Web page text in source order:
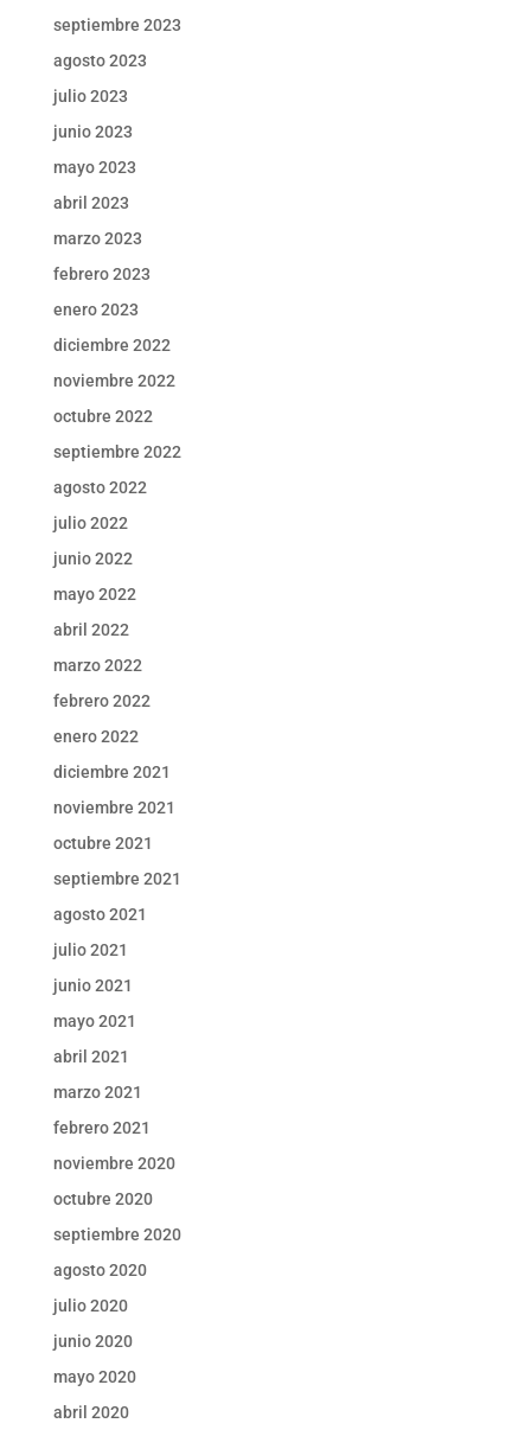
septiembre 2023
agosto 2023
julio 2023
junio 2023
mayo 2023
abril 2023
marzo 2023
febrero 2023
enero 2023
diciembre 2022
noviembre 2022
octubre 2022
septiembre 2022
agosto 2022
julio 2022
junio 2022
mayo 2022
abril 2022
marzo 2022
febrero 2022
enero 2022
diciembre 2021
noviembre 2021
octubre 2021
septiembre 2021
agosto 2021
julio 2021
junio 2021
mayo 2021
abril 2021
marzo 2021
febrero 2021
noviembre 2020
octubre 2020
septiembre 2020
agosto 2020
julio 2020
junio 2020
mayo 2020
abril 2020